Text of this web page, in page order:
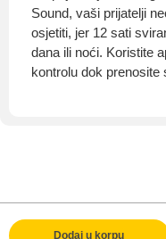
Sound, vaši prijatelji
osjetiti, jer 12 sati
dana ili noći. Koristite
kontrolu dok prenosite
Dodaj u korpu